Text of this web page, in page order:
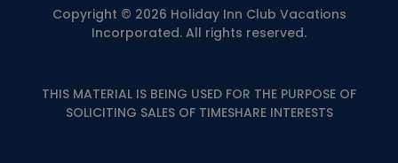
Copyright © 2026 Holiday Inn Club Vacations
Incorporated. All rights reserved.
THIS MATERIAL IS BEING USED FOR THE PURPOSE OF
SOLICITING SALES OF TIMESHARE INTERESTS